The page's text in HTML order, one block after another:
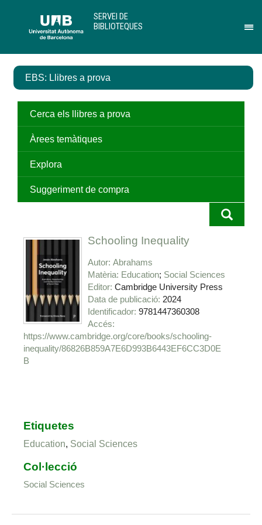
contingut
el
de
SERVEI DE
BIBLIOTEQUES
EBS: Llibres a prova
Cerca els llibres a prova
Àrees temàtiques
Explora
Suggeriment de compra
Schooling Inequality
Autor Abrahams
Matèria Education Social Sciences
Editor Cambridge University Press
Data de publicació 2024
Identificador 9781447360308
https://www.cambridge.org/core/books/schooling-
inequality/86826B859A7E6D993B6443EF6CC3D0E
B
Etiquetes
Education, Social Sciences
Col·lecció
Social Sciences